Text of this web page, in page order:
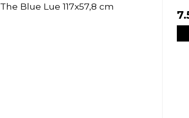
The Blue Lue 117x57,8 cm